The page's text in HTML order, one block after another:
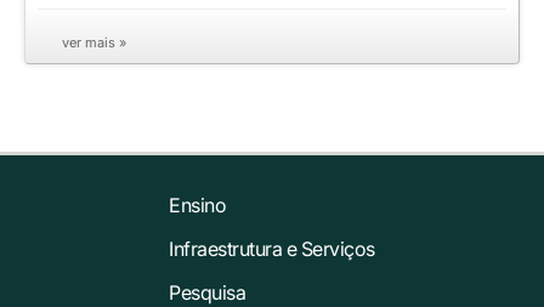
ver mais »
Ensino
Infraestrutura e Serviços
Pesquisa